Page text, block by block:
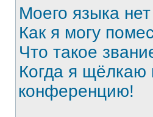
Моего языка
Как я могу
Что такое
Когда я щёлкаю
конференцию!